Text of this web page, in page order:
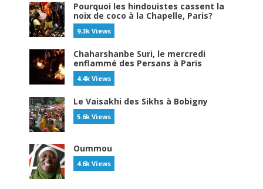
Pourquoi les hindouistes cassent la
noix de coco à la Chapelle, Paris?
9.3k Views
Chaharshanbe Suri, le mercredi
enflammé des Persans à Paris
4.4k Views
Le Vaisakhi des Sikhs à Bobigny
5.6k Views
Oummou
4.6k Views